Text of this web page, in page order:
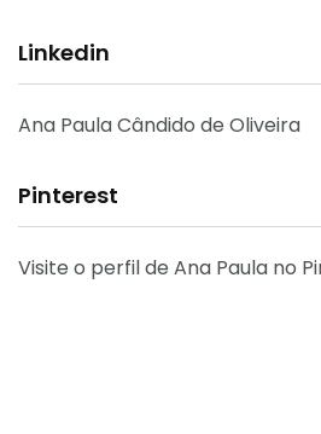
Linkedin
Ana Paula Cândido de Oliveira
Pinterest
Visite o perfil de Ana Paula no